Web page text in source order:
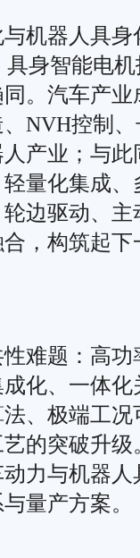
机器人具
身智能电
。汽车产
NVH控制
产业；与
量化集成
边驱动、
，构筑起
难题：高
化、一体
、极端工
的突破升
力与机器
量产方案。